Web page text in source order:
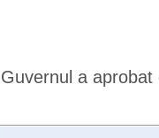
Guvernul a aprobat